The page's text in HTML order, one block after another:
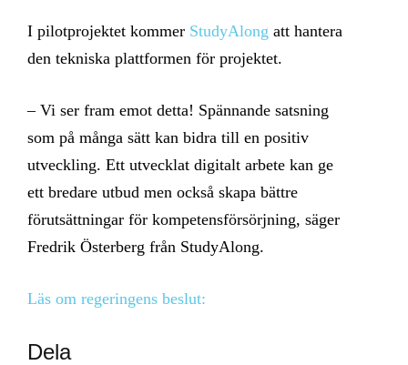
I pilotprojektet kommer StudyAlong att hantera
den tekniska plattformen för projektet.
– Vi ser fram emot detta! Spännande satsning
som på många sätt kan bidra till en positiv
utveckling. Ett utvecklat digitalt arbete kan ge
ett bredare utbud men också skapa bättre
förutsättningar för kompetensförsörjning, säger
Fredrik Österberg från StudyAlong.
Läs om regeringens beslut:
Dela